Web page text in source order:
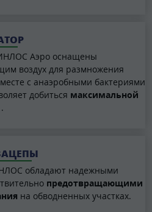
Аэро оснащены
воздух для размножения
с анаэробными бактериями
добиться максимальной
.
обладают надежными
предотвращающими
на обводненных участках.